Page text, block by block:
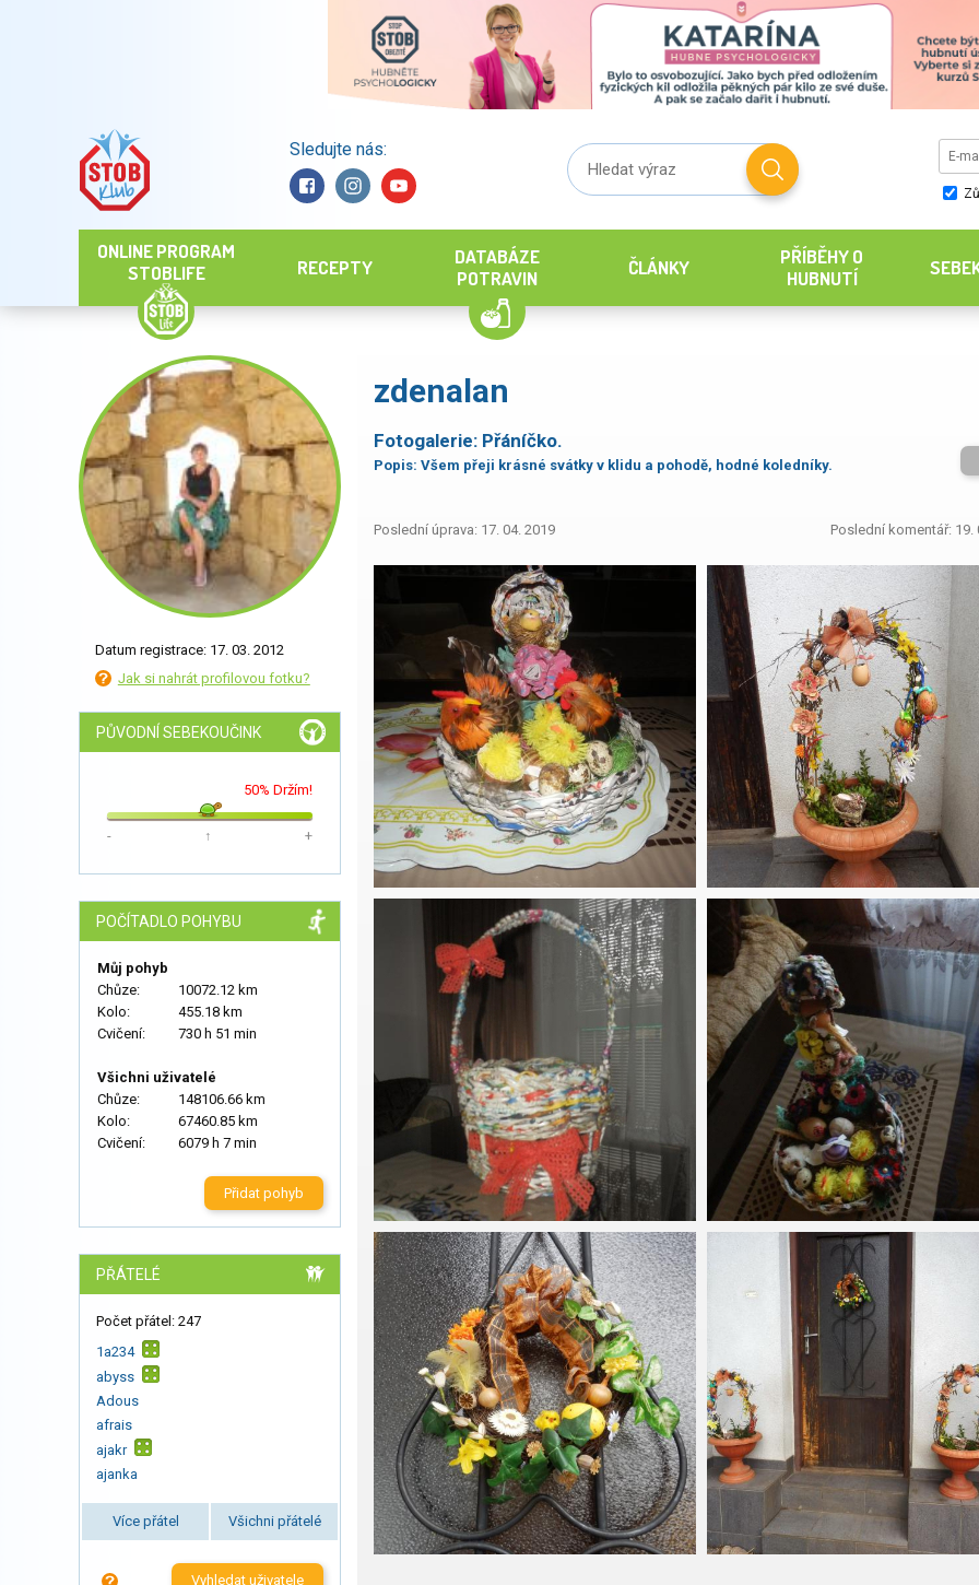
Sledujte nás:
ONLINE PROGRAM
STOBLIFE
RECEPTY
DATABÁZE
POTRAVIN
ČLÁNKY
PŘÍBĚHY O
HUBNUTÍ
Datum registrace: 17. 03. 2012
Jak si nahrát profilovou fotku?
PŮVODNÍ SEBEKOUČINK
50% Držím!
- ↑ +
POČÍTADLO POHYBU
Můj pohyb
Chůze:
10072.12 km
Kolo:
455.18 km
Cvičení:
730 h 51 min
Všichni uživatelé
Chůze:
148106.66 km
Kolo:
67460.85 km
Cvičení:
6079 h 7 min
Přidat pohyb
PŘÁTELÉ
Počet přátel: 247
1a234
abyss
Adous
afrais
ajakr
ajanka
Více přátel Všichni přátelé
Vyhledat uživatele
zdenalan
Fotogalerie: Přáníčko.
Popis: Všem přeji krásné svátky v klidu a pohodě, hodné koledníky.
Poslední úprava: 17. 04. 2019 Poslední komentář: 19.